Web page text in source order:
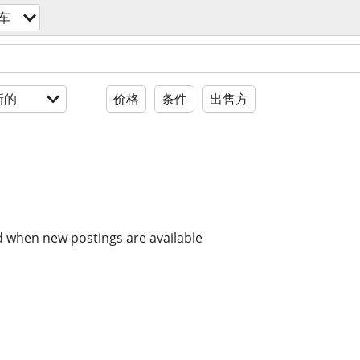
的 价格 条件 出售方
new postings are available